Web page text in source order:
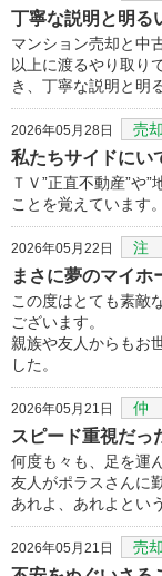
丁寧な説明と明る
マンション売却と中
以上に渡るやり取り
き、丁寧な説明と明
2026年05月28日 売却
私たちサイドにい
ＴＶ”正直不動産”や
ことを覚えています
2026年05月22日 注
まさに夢のマイホ
この度はとても素敵
ございます。
親族や友人からもお
した。
2026年05月21日 仲
スピード重視だっ
何度も々も、足を運
友人がポラスさんに
あれよ、あれよとい
2026年05月21日 売却